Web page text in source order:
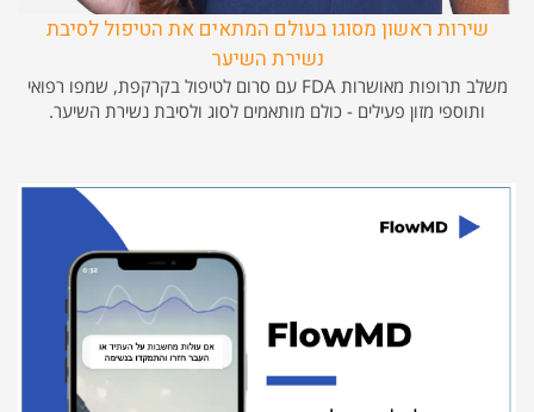
שירות ראשון מסוגו בעולם המתאים את הטיפול לסיבת
נשירת השיער
משלב תרופות מאושרות FDA עם סרום לטיפול בקרקפת, שמפו רפואי
ותוספי מזון פעילים - כולם מותאמים לסוג ולסיבת נשירת השיער.